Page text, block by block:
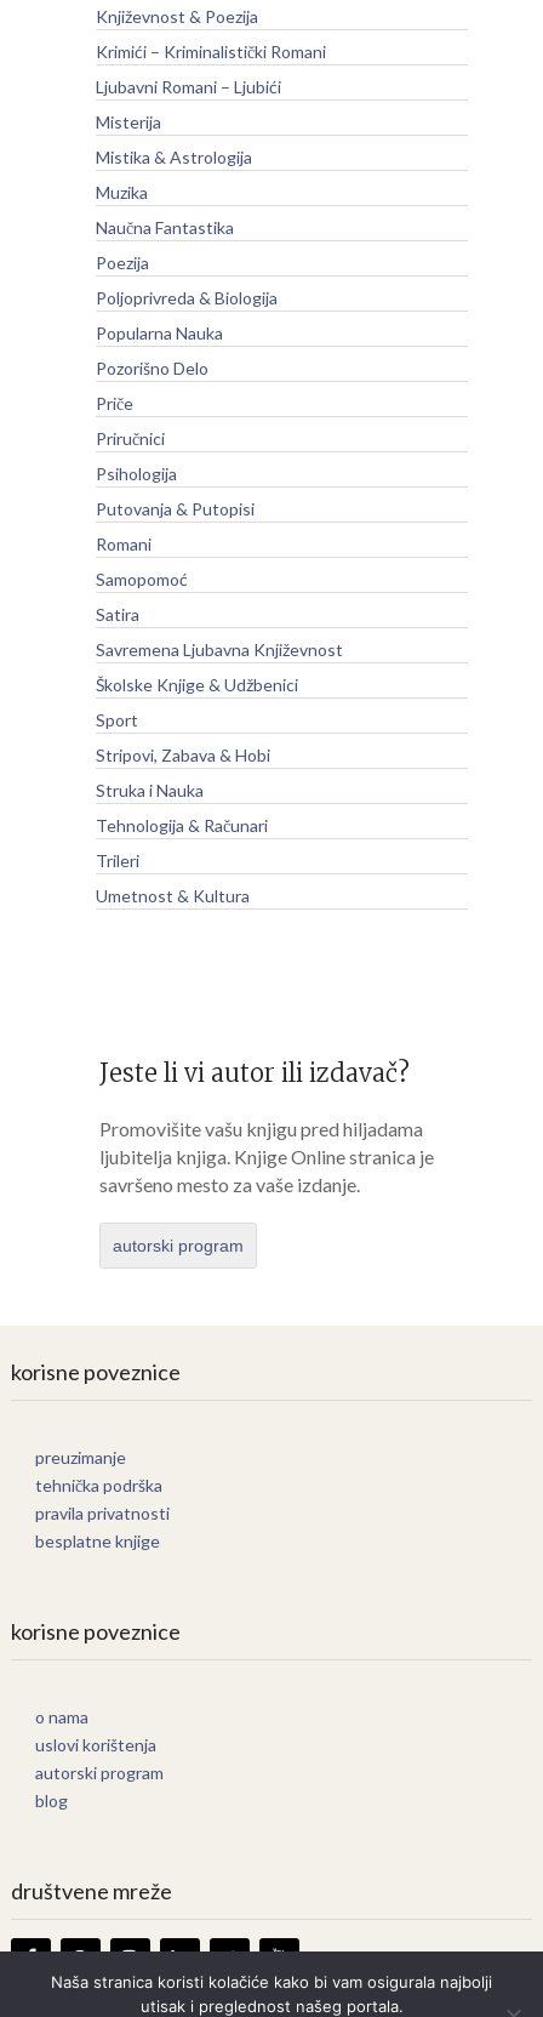
Književnost & Poezija
Krimići – Kriminalistički Romani
Ljubavni Romani – Ljubići
Misterija
Mistika & Astrologija
Muzika
Naučna Fantastika
Poezija
Poljoprivreda & Biologija
Popularna Nauka
Pozorišno Delo
Priče
Priručnici
Psihologija
Putovanja & Putopisi
Romani
Samopomoć
Satira
Savremena Ljubavna Književnost
Školske Knjige & Udžbenici
Sport
Stripovi, Zabava & Hobi
Struka i Nauka
Tehnologija & Računari
Trileri
Umetnost & Kultura
Jeste li vi autor ili izdavač?
Promovišite vašu knjigu pred hiljadama
ljubitelja knjiga. Knjige Online stranica je
savršeno mesto za vaše izdanje.
autorski program
korisne poveznice
preuzimanje
tehnička podrška
pravila privatnosti
besplatne knjige
korisne poveznice
o nama
uslovi korištenja
autorski program
blog
društvene mreže
Naša stranica koristi kolačiće kako bi vam osigurala najbolji
utisak i preglednost našeg portala.